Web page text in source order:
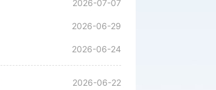
2026-07-07
2026-06-29
2026-06-24
2026-06-22